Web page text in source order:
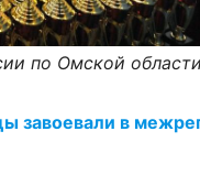
по Омской области
в